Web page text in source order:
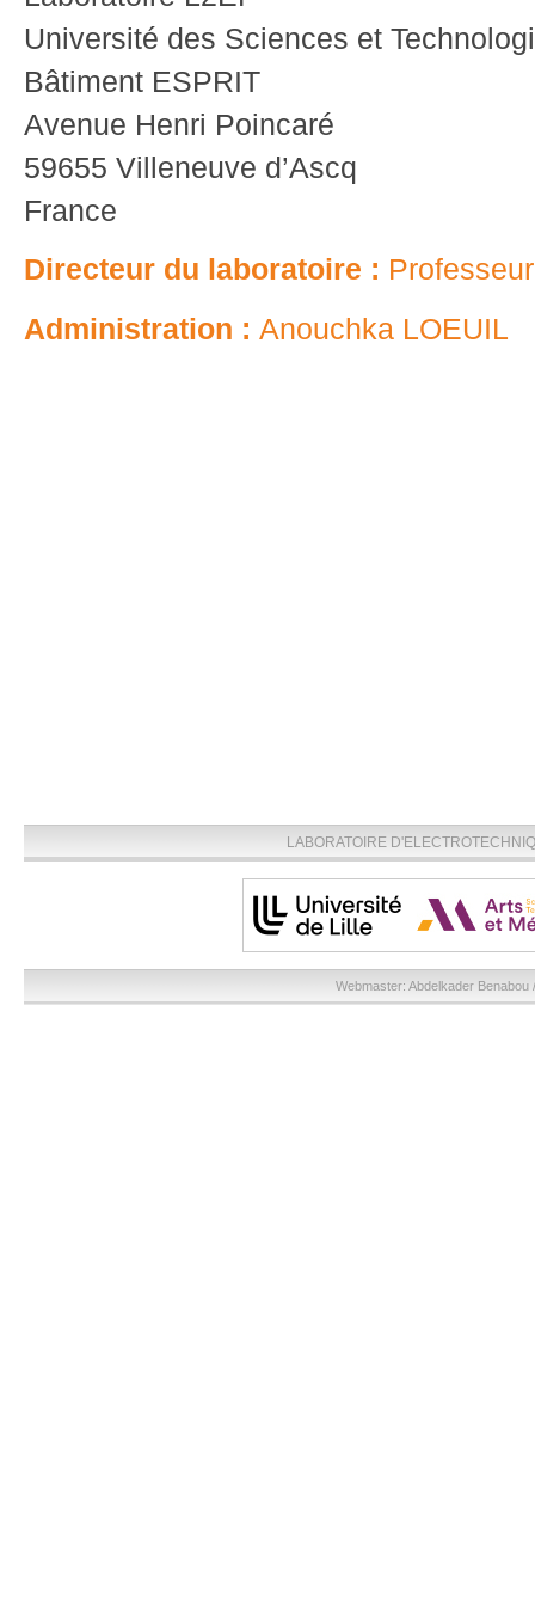
Université des Sciences et
Bâtiment ESPRIT
Avenue Henri Poincaré
59655 Villeneuve d’Ascq
France
Directeur du laboratoire :
Administration : Anouchka LOEUIL
LABORATOIRE
Webmaster: Abdelkader Benabou